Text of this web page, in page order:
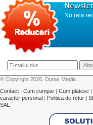
Nu rata
© Copyright 2026, Duras Media
Contact
Cum cumpar Cum platesc
caracter personal
Politica de retur
SAL